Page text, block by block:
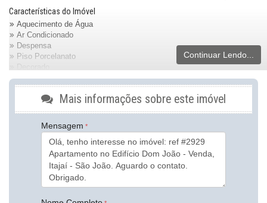
Características do Imóvel
Aquecimento de Água
Ar Condicionado
Despensa
Piso Porcelanato
Acabamento em Gesso
Móveis Planejados
Área de Serviço
Sacada / Varanda
Sala de Estar
Sala de Jantar
Cozinha Americana
Banheiro Social
Características do Empreendimento
Sala de Jogos
Continuar Lendo...
Mais informações sobre este imóvel
Mensagem